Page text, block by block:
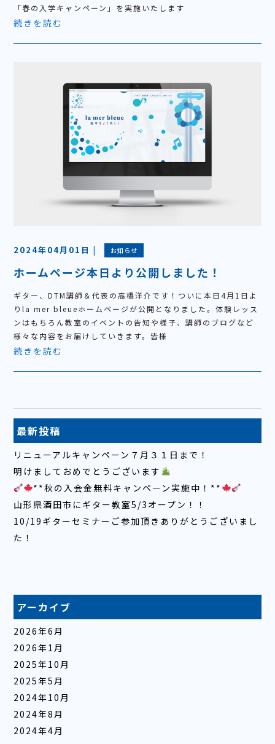
「春の入学キャンペーン」を実施いたします
続きを読む
2024年04月01日 | お知らせ
ホームページ本日より公開しました！
ギター、DTM講師＆代表の高橋洋介です！ついに本日4月1日よ
りla mer bleueホームページが公開となりました。体験レッス
ンはもちろん教室のイベントの告知や様子、講師のブログなど
様々な内容をお届けしていきます。皆様
続きを読む
最新投稿
リニューアルキャンペーン７月３１日まで！
明けましておめでとうございます
**秋の入会金無料キャンペーン実施中！**
山形県酒田市にギター教室5/3オープン！！
10/19ギターセミナーご参加頂きありがとうございまし
た！
アーカイブ
2026年6月
2026年1月
2025年10月
2025年5月
2024年10月
2024年8月
2024年4月